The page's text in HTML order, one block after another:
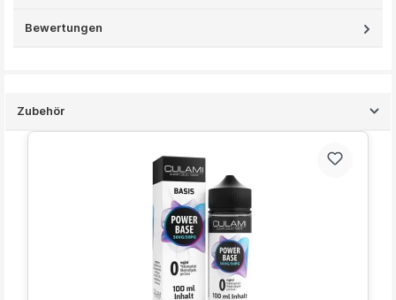
Bewertungen
Zubehör
Produktgalerie überspringen